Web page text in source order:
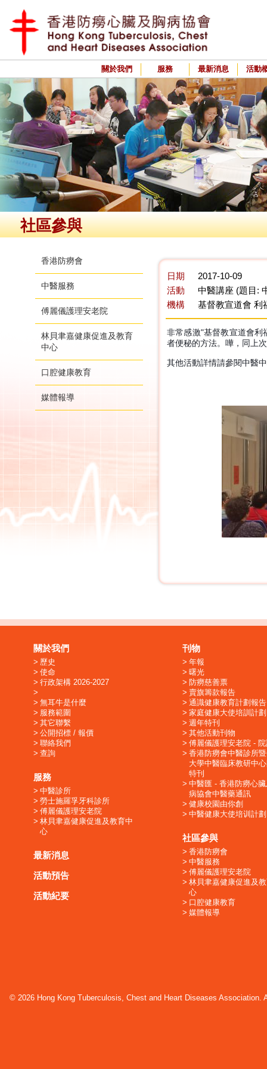
關於我們 服務 最新消息 活動
社區參與
香港防癆會
中醫服務
傅麗儀護理安老院
林貝聿嘉健康促進及教育
中心
口腔健康教育
媒體報導
日期
2017-10-09
活動
中醫講座 (題目:
機構
基督教宣道會 利
非常感激"基督教宣道會利
者便秘的方法。嘩，同上
其他活動詳情請參閱中醫
關於我們
歷史
使命
行政架構 2026-2027
無耳牛是什麼
服務範圍
其它聯繫
公開招標 / 報價
聯絡我們
查詢
服務
中醫診所
勞士施羅孚牙科診所
傅麗儀護理安老院
林貝聿嘉健康促進及教育中
心
最新消息
活動預告
活動紀要
刊物
年報
曙光
防癆慈善票
賣旗籌款報告
通識健康教育計劃報告
家庭健康大使培訓計劃
週年特刊
其他活動刊物
傅麗儀護理安老院 -
香港防癆會中醫診所
大學中醫臨床教研中
特刊
中醫匯 - 香港防癆心
病協會中醫藥通訊
健康校園由你創
中醫健康大使培训計劃
社區參與
香港防癆會
中醫服務
傅麗儀護理安老院
林貝聿嘉健康促進及
心
口腔健康教育
媒體報導
© 2026 Hong Kong Tuberculosis, Chest and Heart Diseases Association.